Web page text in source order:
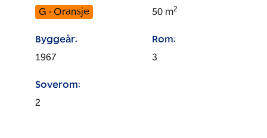
G - Oransje
50 m2
Byggeår:
1967
Rom:
3
Soverom:
2